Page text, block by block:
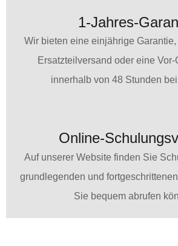
1-Jahres-
Wir bieten eine einjährige
Ersatzteilversand oder eine Vor-
innerhalb von 48 Stunden
Online-
Auf unserer Website finden Sie
grundlegenden und
Sie bequem abrufen